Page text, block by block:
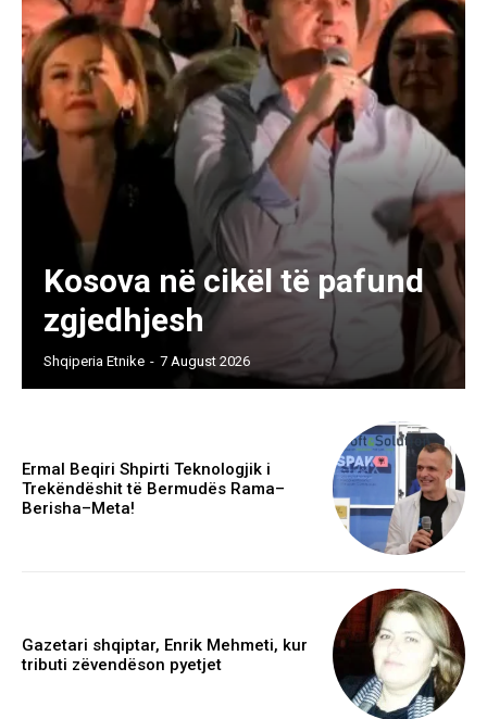
Kosova në cikël të pafund
zgjedhjesh
Shqiperia Etnike - 7 August 2026
Ermal Beqiri Shpirti Teknologjik i
Trekëndëshit të Bermudës Rama–
Berisha–Meta!
Gazetari shqiptar, Enrik Mehmeti, kur
tributi zëvendëson pyetjet